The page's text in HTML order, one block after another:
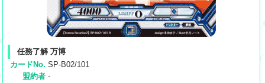
任務了解 万博
カードNo. SP-B02/101
盟約者 -